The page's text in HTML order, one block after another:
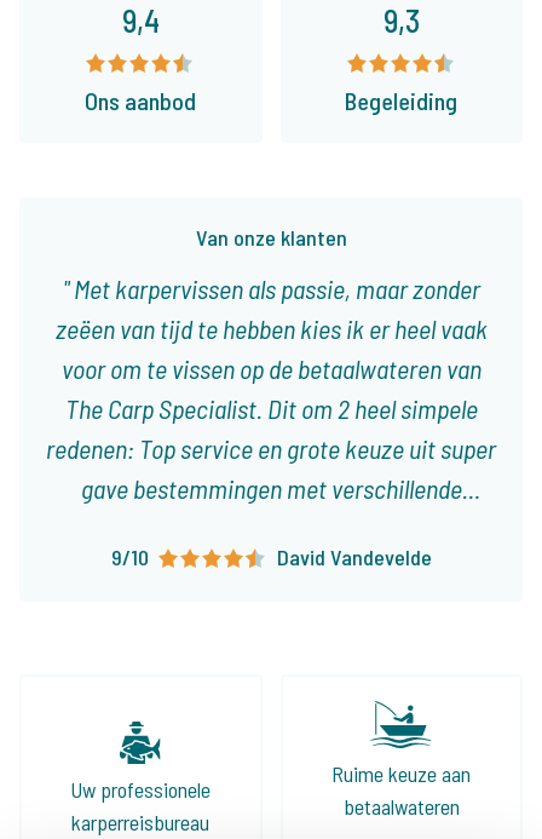
Van onze klanten
Met karpervissen als passie, maar zonder
zeëen van tijd te hebben kies ik er heel vaak
voor om te vissen op de betaalwateren van
The Carp Specialist. Dit om 2 heel simpele
redenen: Top service en grote keuze uit super
gave bestemmingen met verschillende
visvakanties die op het lijf geschreven zijn!
9/10 David Vandevelde
9,4
Ons aanbod
9,3
Begeleiding
Uw professionele
karperreisbureau
Ruime keuze aan
betaalwateren